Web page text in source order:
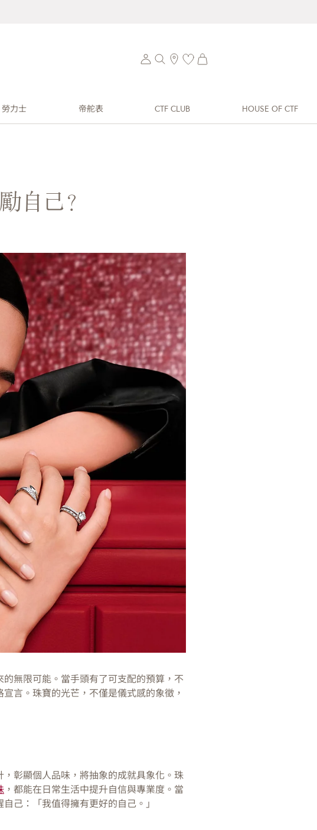
勞力士 帝舵表 CTF CLUB HOUSE OF CTF
自己？
無限可能。當手頭有了可支配的預算，不
言。珠寶的光芒，不僅是儀式感的象徵，
彰顯個人品味，將抽象的成就具象化。珠
，都能在日常生活中提升自信與專業度。當
己：「我值得擁有更好的自己。」